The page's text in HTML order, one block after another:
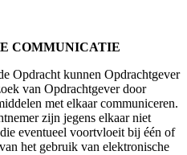
COMMUNICATIE
Opdracht kunnen Opdrachtgever
van Opdrachtgever door
met elkaar communiceren.
zijn jegens elkaar niet
eventueel voortvloeit bij één of
het gebruik van elektronische